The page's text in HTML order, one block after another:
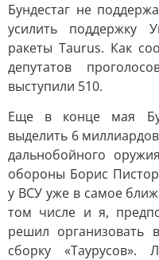
Бундестаг не
усилить поддержку
ракеты Taurus. Как
депутатов
выступили 510.
Еще в конце мая
выделить 6
дальнобойного
обороны Борис
у ВСУ уже в самое
том числе и я,
решил организовать
сборку «Таурусов».